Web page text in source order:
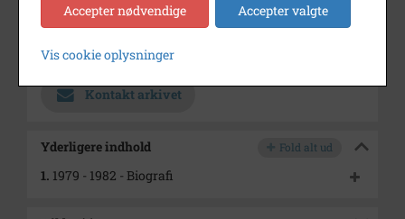
Periode
1979 - 1982
Arkiv
Kontakt arkivet
Yderligere indhold Fold alt ud
1. 1979 - 1982 - Biografi
Accepter nødvendige Accepter valgte
Vis cookie oplysninger